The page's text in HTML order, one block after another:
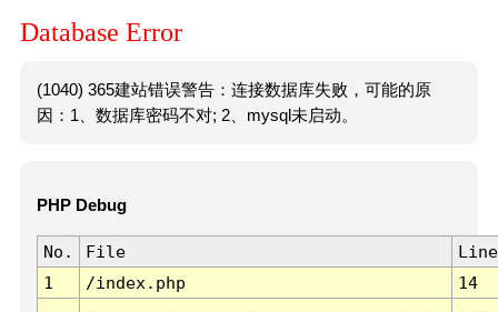
Database Error
(1040) 365建站错误警告：连接数据库失败，可能的原
因：1、数据库密码不对; 2、mysql未启动。
PHP Debug
No. File
Line
1
/index.php 14